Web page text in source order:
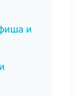
и